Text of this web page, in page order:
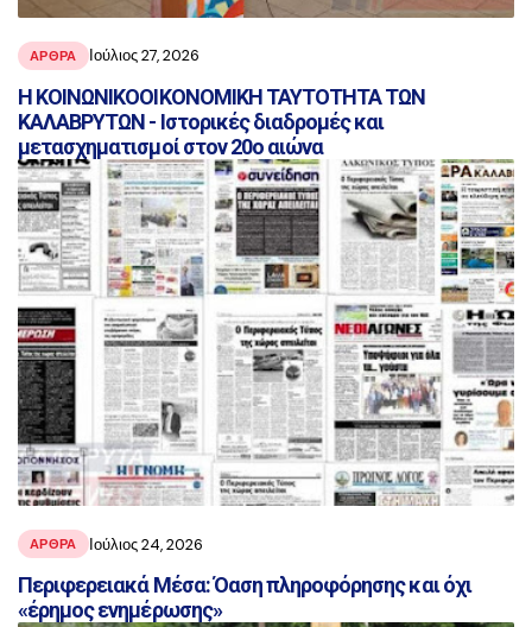
ΑΡΘΡΑ Ιούλιος 27, 2026
Η ΚΟΙΝΩΝΙΚΟΟΙΚΟΝΟΜΙΚΗ ΤΑΥΤΟΤΗΤΑ ΤΩΝ
ΚΑΛΑΒΡΥΤΩΝ - Ιστορικές διαδρομές και
μετασχηματισμοί στον 20ο αιώνα
ΑΡΘΡΑ Ιούλιος 24, 2026
Περιφερειακά Μέσα: Όαση πληροφόρησης και όχι
«έρημος ενημέρωσης»